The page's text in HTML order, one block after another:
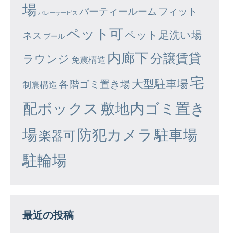
場 バレーサービス パーティールーム フィット
ネス プール ペット可ペット足洗い場
ラウンジ 免震構造 内廊下分譲賃貸
制震構造 各階ゴミ置き場大型駐車場宅
配ボックス 敷地内ゴミ置き
場楽器可防犯カメラ 駐車場
駐輪場
最近の投稿